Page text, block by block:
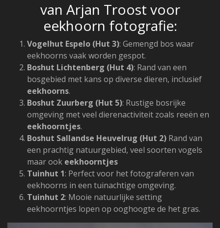
van Arjan Troost voor
eekhoorn fotografie:
Vogelhut Espelo (Hut 3): Gemengd bos waar
eekhoorns vaak worden gespot.
Boshut Lichtenberg (Hut 4): Rand van een
bosgebied met kans op diverse dieren, inclusief
eekhoorns.
Boshut Zuurberg (Hut 5): Rustige bosrijke
omgeving met veel dierenactiviteit zoals reeën en
eekhoorntjes.
Boshut Sallandse Heuvelrug (Hut 2) Rand van
een prachtig natuurgebied, veel soorten vogels
maar ook eekhoorntjes
Tuinhut 1: Perfect voor het fotograferen van
eekhoorns in een tuinachtige omgeving.
Tuinhut 2: Mooie natuurlijke setting
eekhoorntjes lopen op ooghoogte de het gras.